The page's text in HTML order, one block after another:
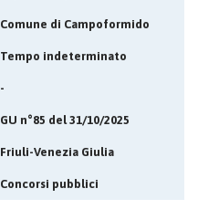
Comune di Campoformido
Tempo indeterminato
-
GU n°85 del 31/10/2025
Friuli-Venezia Giulia
Concorsi pubblici